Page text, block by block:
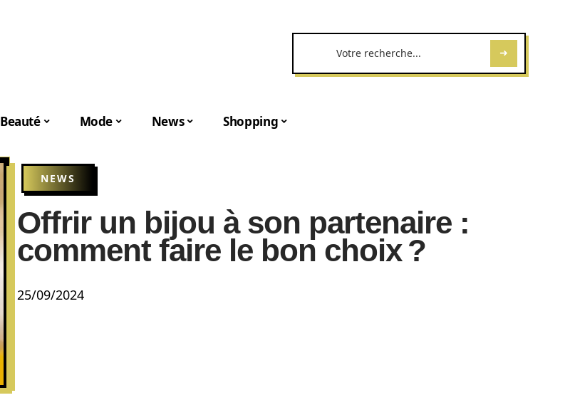
Beauté Mode News Shopping
NEWS
Offrir un bijou à son partenaire :
comment faire le bon choix ?
25/09/2024